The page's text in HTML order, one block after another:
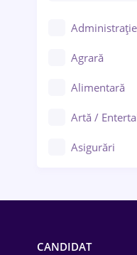
Agrară
Alimentară
Artă /
Asigurări
CANDIDAT